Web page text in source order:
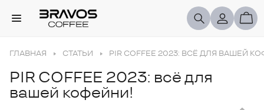
ГЛАВНАЯ СТАТЬИ PIR COFFEE 2023: ВСЁ ДЛЯ ВАШЕЙ
PIR COFFEE 2023: всё для
вашей кофейни!